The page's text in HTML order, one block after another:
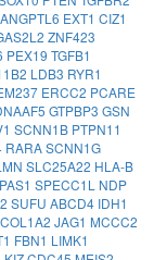
ANGPTL6 EXT1 CIZ1
ZNF423
PEX19 TGFB1
LDB3 RYR1
ERCC2 PCARE
GTPBP3 GSN
SCNN1B PTPN11
RARASCNN1G
SLC25A22 HLA-B
SPECC1L NDP
SUFU ABCD4 IDH1
COL1A2 JAG1 MCCC2
FBN1 LIMK1